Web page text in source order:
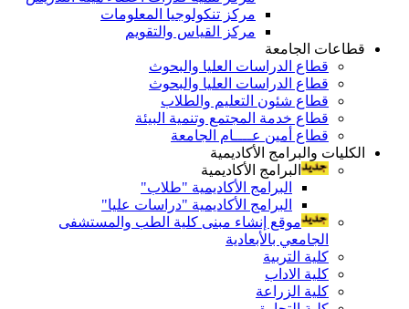
مركز تنكولوجيا المعلومات
مركز القياس والتقويم
قطاعات الجامعة
قطاع الدراسات العليا والبحوث
قطاع الدراسات العليا والبحوث
قطاع شئون التعليم والطلاب
قطاع خدمة المجتمع وتنمية البيئة
قطاع أمين عــــام الجامعة
الكليات والبرامج الأكاديمية
البرامج الأكاديمية
البرامج الأكاديمية "طلاب"
البرامج الأكاديمية "دراسات عليا"
موقع إنشاء مبنى كلية الطب والمستشفى
الجامعي بالأبعادية
كلية التربية
كلية الاداب
كلية الزراعة